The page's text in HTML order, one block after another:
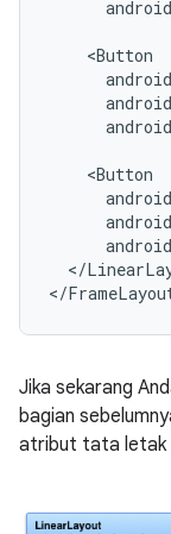
</
</
Jika sekarang
bagian
atribut tata letak